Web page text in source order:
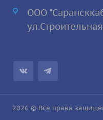
ООО
ул.Строител
2026 © Все права